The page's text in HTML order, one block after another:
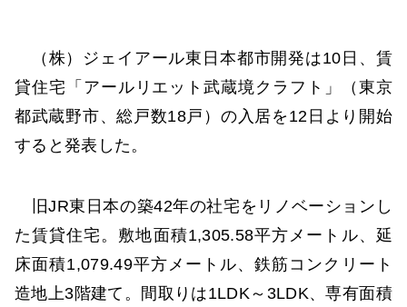
（株）ジェイアール東日本都市開発は10日、賃
貸住宅「アールリエット武蔵境クラフト」（東京
都武蔵野市、総戸数18戸）の入居を12日より開始
すると発表した。
旧JR東日本の築42年の社宅をリノベーションし
た賃貸住宅。敷地面積1,305.58平方メートル、延
床面積1,079.49平方メートル、鉄筋コンクリート
造地上3階建て。間取りは1LDK～3LDK、専有面積